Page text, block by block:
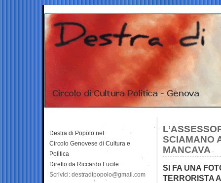
SCIAMANO
MANCAVA
SI FA UNA
TERRORISTA
Destra di Popolo.net
Circolo Genovese di Cultura e
Politica
Diretto da Riccardo Fucile
Scrivici: destradipopolo@gmail.com